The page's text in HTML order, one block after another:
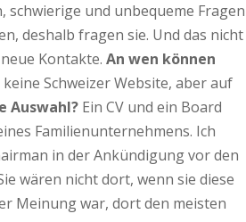
und unbequeme Fragen
deshalb fragen sie. Und das nicht
Kontakte. An wen können
Schweizer Website, aber auf
Auswahl? Ein CV und ein Board
Familienunternehmens. Ich
in der Ankündigung vor den
wären nicht dort, wenn sie diese
Meinung war, dort den meisten